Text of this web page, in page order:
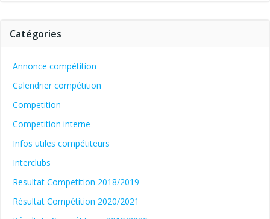
Catégories
Annonce compétition
Calendrier compétition
Competition
Competition interne
Infos utiles compétiteurs
Interclubs
Resultat Competition 2018/2019
Résultat Compétition 2020/2021